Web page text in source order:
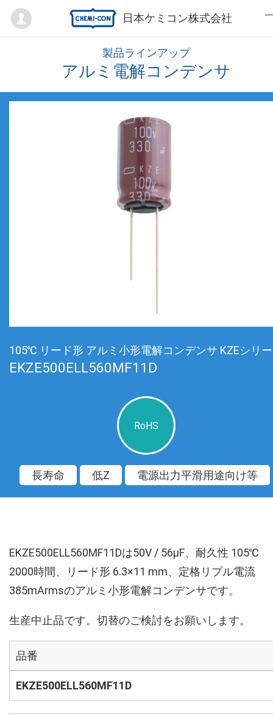
日本ケミコン株式会社
Mypage
製品ラインアップ
アルミ電解コンデンサ
105℃ リード形 アルミ小形電解コンデンサ KZEシリ
EKZE500ELL560MF11D
RoHS
長寿命 低Z 電源出力平滑用途向け等
EKZE500ELL560MF11Dは50V / 56µF、耐久性 105℃
2000時間、リード形 6.3×11 mm、定格リプル電流
385mArmsのアルミ小形電解コンデンサです。
生産中止品です。切替のご検討をお願いします。
品番
EKZE500ELL560MF11D